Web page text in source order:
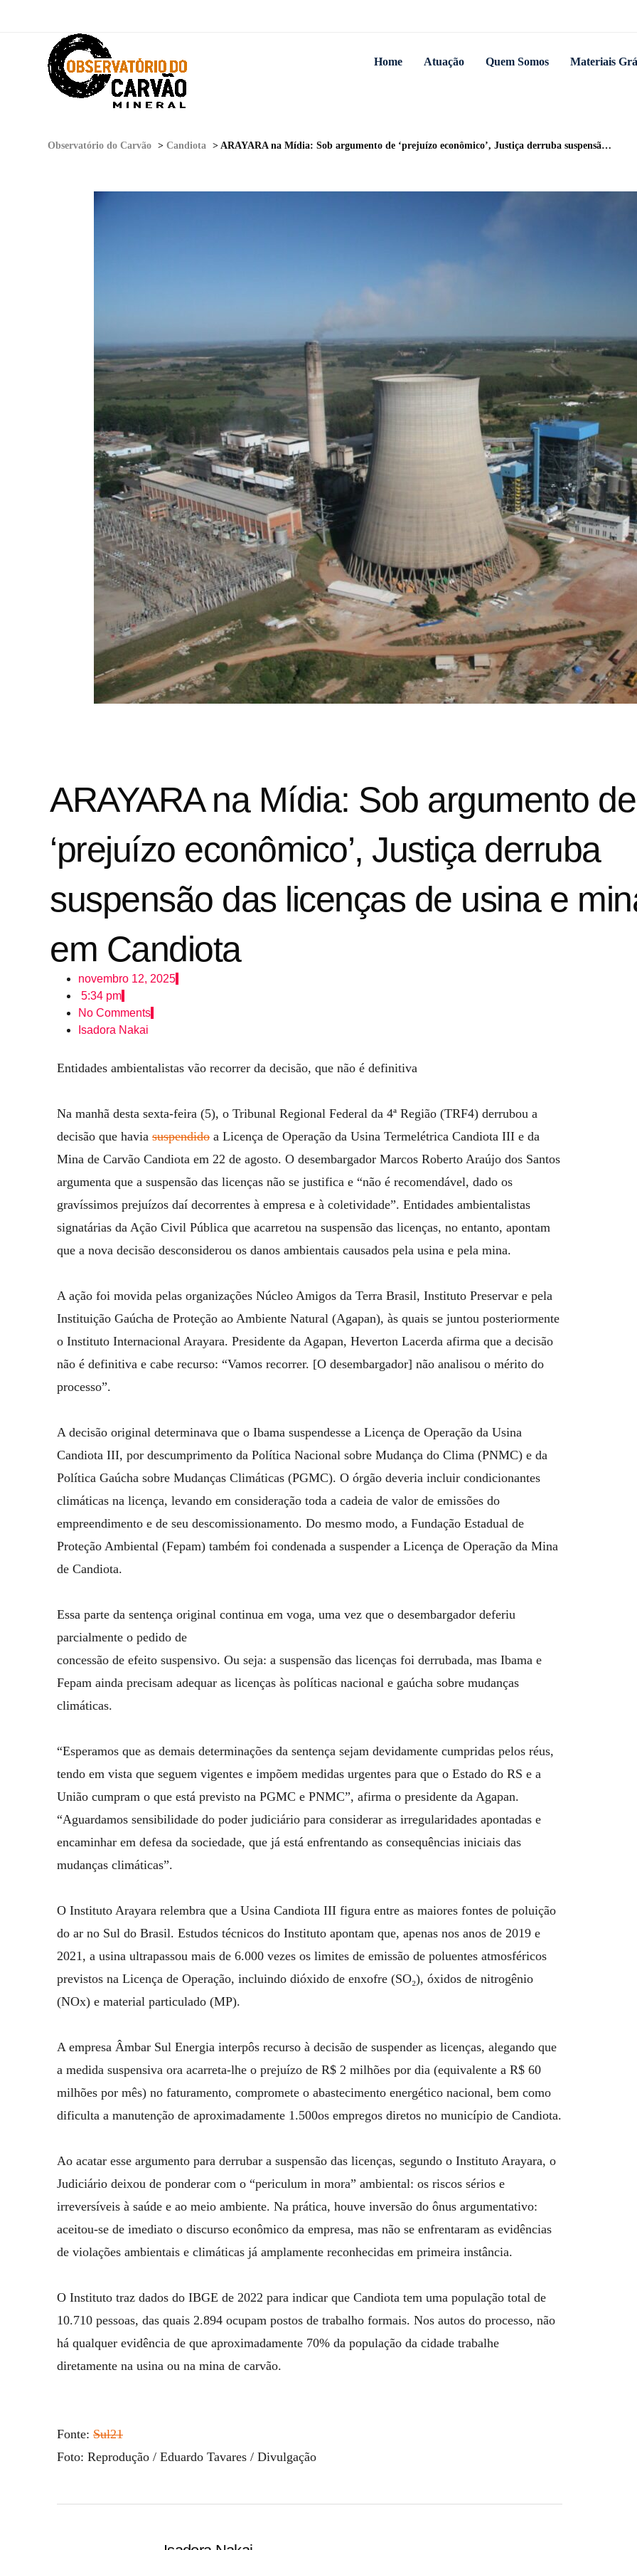
Home Atuação Quem Somos Materiais
Observatório do Carvão > Candiota > ARAYARA na Mídia: Sob argumento de ‘prejuízo econômico’, Justiça derruba suspensão das licenças de usina e mina em Candiota
ARAYARA na Mídia: Sob argumento de
‘prejuízo econômico’, Justiça derruba
suspensão das licenças de usina e
em Candiota
novembro 12, 2025
5:34 pm
No Comments
Isadora Nakai
Entidades ambientalistas vão recorrer da decisão, que não é definitiva
Na manhã desta sexta-feira (5), o Tribunal Regional Federal da 4ª Região (TRF4) derrubou a
decisão que havia suspendido a Licença de Operação da Usina Termelétrica Candiota III e da
Mina de Carvão Candiota em 22 de agosto. O desembargador Marcos Roberto Araújo dos Santos
argumenta que a suspensão das licenças não se justifica e “não é recomendável, dado os
gravíssimos prejuízos daí decorrentes à empresa e à coletividade”. Entidades ambientalistas
signatárias da Ação Civil Pública que acarretou na suspensão das licenças, no entanto, apontam
que a nova decisão desconsiderou os danos ambientais causados pela usina e pela mina.
A ação foi movida pelas organizações Núcleo Amigos da Terra Brasil, Instituto Preservar e pela
Instituição Gaúcha de Proteção ao Ambiente Natural (Agapan), às quais se juntou posteriormente
o Instituto Internacional Arayara. Presidente da Agapan, Heverton Lacerda afirma que a decisão
não é definitiva e cabe recurso: “Vamos recorrer. [O desembargador] não analisou o mérito do
processo”.
A decisão original determinava que o Ibama suspendesse a Licença de Operação da Usina
Candiota III, por descumprimento da Política Nacional sobre Mudança do Clima (PNMC) e da
Política Gaúcha sobre Mudanças Climáticas (PGMC). O órgão deveria incluir condicionantes
climáticas na licença, levando em consideração toda a cadeia de valor de emissões do
empreendimento e de seu descomissionamento. Do mesmo modo, a Fundação Estadual de
Proteção Ambiental (Fepam) também foi condenada a suspender a Licença de Operação da Mina
de Candiota.
Essa parte da sentença original continua em voga, uma vez que o desembargador deferiu
parcialmente o pedido de
concessão de efeito suspensivo. Ou seja: a suspensão das licenças foi derrubada, mas Ibama e
Fepam ainda precisam adequar as licenças às políticas nacional e gaúcha sobre mudanças
climáticas.
“Esperamos que as demais determinações da sentença sejam devidamente cumpridas pelos réus,
tendo em vista que seguem vigentes e impõem medidas urgentes para que o Estado do RS e a
União cumpram o que está previsto na PGMC e PNMC”, afirma o presidente da Agapan.
“Aguardamos sensibilidade do poder judiciário para considerar as irregularidades apontadas e
encaminhar em defesa da sociedade, que já está enfrentando as consequências iniciais das
mudanças climáticas”.
O Instituto Arayara relembra que a Usina Candiota III figura entre as maiores fontes de poluição
do ar no Sul do Brasil. Estudos técnicos do Instituto apontam que, apenas nos anos de 2019 e
2021, a usina ultrapassou mais de 6.000 vezes os limites de emissão de poluentes atmosféricos
previstos na Licença de Operação, incluindo dióxido de enxofre (SO₂), óxidos de nitrogênio
(NOx) e material particulado (MP).
A empresa Âmbar Sul Energia interpôs recurso à decisão de suspender as licenças, alegando que
a medida suspensiva ora acarreta-lhe o prejuízo de R$ 2 milhões por dia (equivalente a R$ 60
milhões por mês) no faturamento, compromete o abastecimento energético nacional, bem como
dificulta a manutenção de aproximadamente 1.500os empregos diretos no município de Candiota.
Ao acatar esse argumento para derrubar a suspensão das licenças, segundo o Instituto Arayara, o
Judiciário deixou de ponderar com o “periculum in mora” ambiental: os riscos sérios e
irreversíveis à saúde e ao meio ambiente. Na prática, houve inversão do ônus argumentativo:
aceitou-se de imediato o discurso econômico da empresa, mas não se enfrentaram as evidências
de violações ambientais e climáticas já amplamente reconhecidas em primeira instância.
O Instituto traz dados do IBGE de 2022 para indicar que Candiota tem uma população total de
10.710 pessoas, das quais 2.894 ocupam postos de trabalho formais. Nos autos do processo, não
há qualquer evidência de que aproximadamente 70% da população da cidade trabalhe
diretamente na usina ou na mina de carvão.
Fonte: Sul21
Foto: Reprodução / Eduardo Tavares / Divulgação